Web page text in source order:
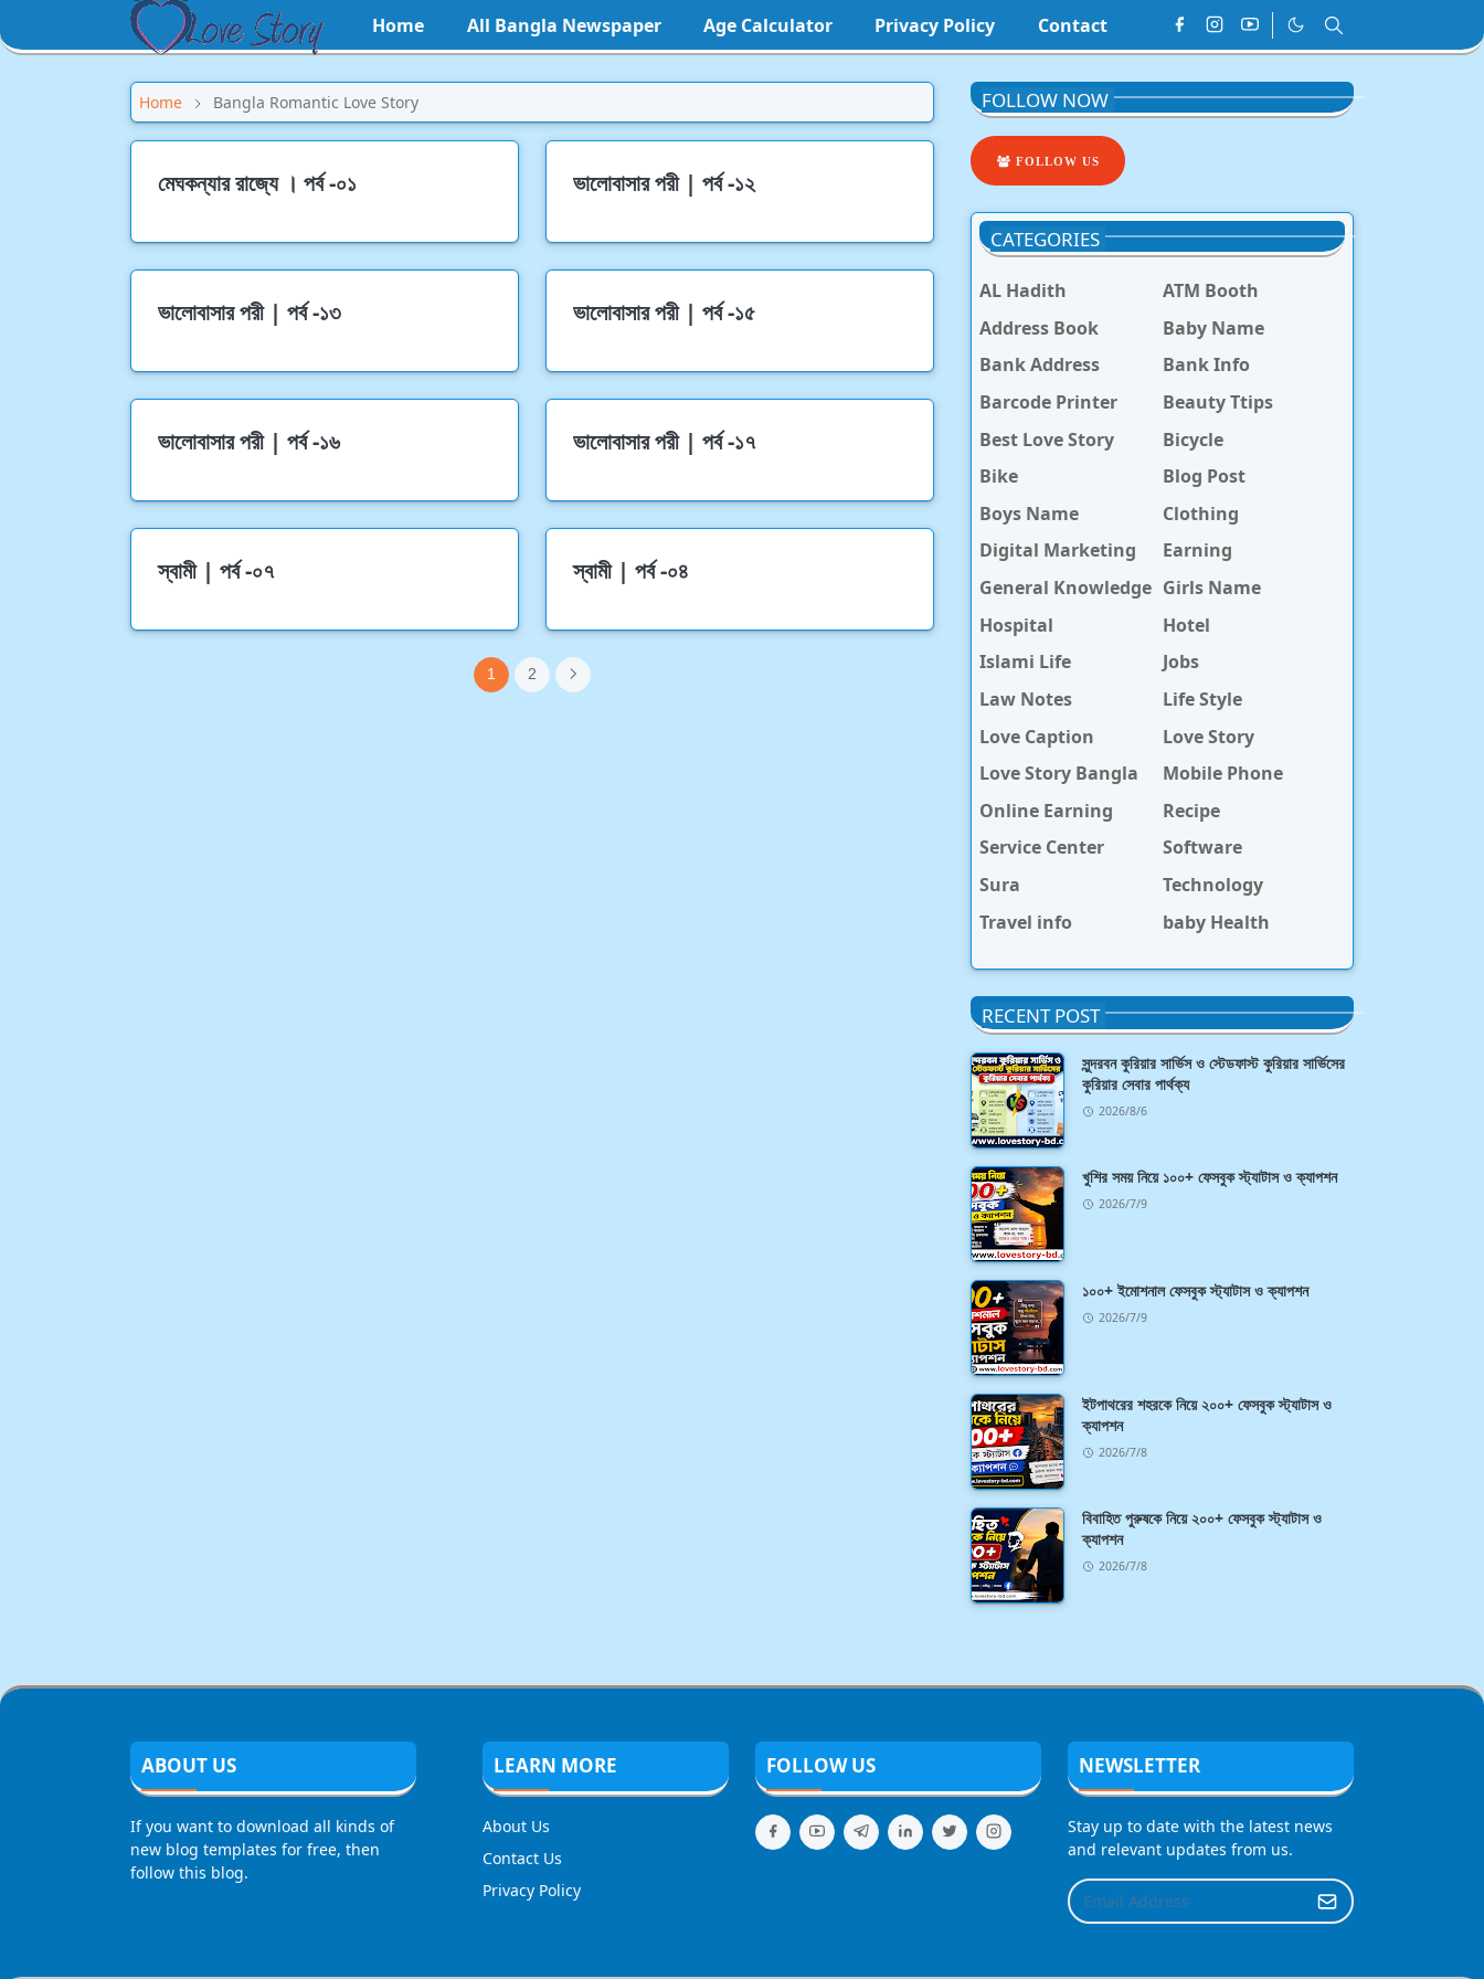
Home All Bangla Newspaper Age Calculator Privacy Policy Contact
Home Bangla Romantic Love Story
মেঘকন্যার রাজ্যে । পর্ব -০১ ভালোবাসার পরী | পর্ব -১২
ভালোবাসার পরী | পর্ব -১৩ ভালোবাসার পরী | পর্ব -১৫
ভালোবাসার পরী | পর্ব -১৬ ভালোবাসার পরী | পর্ব -১৭
স্বামী | পর্ব -০৭ স্বামী | পর্ব -০৪
1 2
FOLLOW NOW
FOLLOW US
CATEGORIES
AL Hadith
ATM Booth
Address Book
Baby Name
Bank Address
Bank Info
Barcode Printer
Beauty Ttips
Best Love Story
Bicycle
Bike
Blog Post
Boys Name
Clothing
Digital Marketing
Earning
General Knowledge Girls Name
Hospital
Hotel
Islami Life
Jobs
Law Notes
Life Style
Love Caption
Love Story
Love Story Bangla
Mobile Phone
Online Earning
Recipe
Service Center
Software
Sura
Technology
Travel info
baby Health
RECENT POST
সুন্দরবন কুরিয়ার সার্ভিস ও স্টেডফাস্ট কুরিয়ার সার্ভিসের
কুরিয়ার সেবার পার্থক্য
2026/8/6
খুশির সময় নিয়ে ১০০+ ফেসবুক স্ট্যাটাস ও ক্যাপশন
2026/7/9
১০০+ ইমোশনাল ফেসবুক স্ট্যাটাস ও ক্যাপশন
2026/7/9
ইটপাথরের শহরকে নিয়ে ২০০+ ফেসবুক স্ট্যাটাস ও
ক্যাপশন
2026/7/8
বিবাহিত পুরুষকে নিয়ে ২০০+ ফেসবুক স্ট্যাটাস ও
ক্যাপশন
2026/7/8
ABOUT US
If you want to download all kinds of
new blog templates for free, then
follow this blog.
LEARN MORE
About Us
Contact Us
Privacy Policy
FOLLOW US NEWSLETTER
Stay up to date with the latest news
and relevant updates from us.